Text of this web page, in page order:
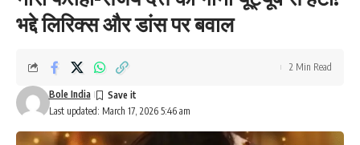
भद्दे लिरिक्स और डांस पर बवाल
Last updated: March 17, 2026 5:46 am
Bole India
2 Min Read